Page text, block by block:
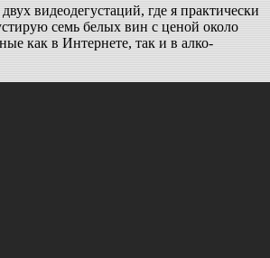
видеодегустаций, где я практически
семь белых вин с ценой около
как в Интернете, так и в алко-